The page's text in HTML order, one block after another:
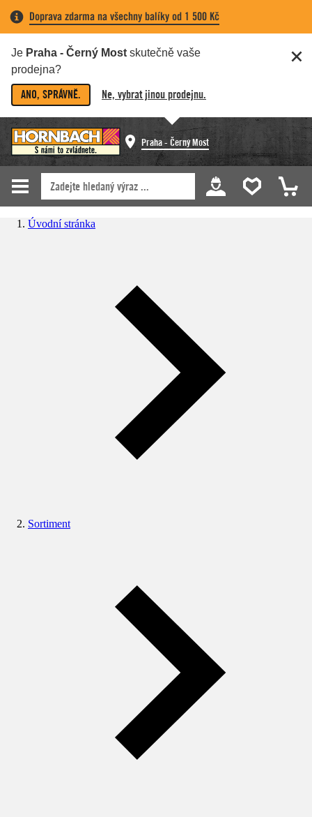
Doprava zdarma na všechny balíky od 1 500 Kč
Je Praha - Černý Most skutečně vaše
prodejna?
ANO, SPRÁVNĚ. Ne, vybrat jinou prodejnu.
Praha - Černý Most
Úvodní stránka
Sortiment